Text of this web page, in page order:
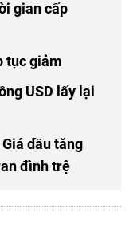
gian cấp
tục giảm
USD lấy lại
dầu tăng
đình trệ